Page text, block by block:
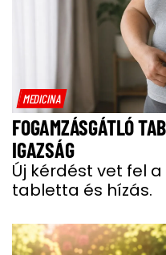
MEDICINA
FOGAMZÁSGÁTLÓ
IGAZSÁG
Új kérdést vet fel
tabletta és hízás.